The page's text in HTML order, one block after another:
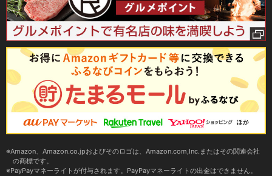
Amazon、Amazon.co.jpおよびそのロゴは、Amazon.com,Inc.またはその関連会社
の商標です。
PayPayマネーライトが付与されます。PayPayマネーライトの出金はできません。